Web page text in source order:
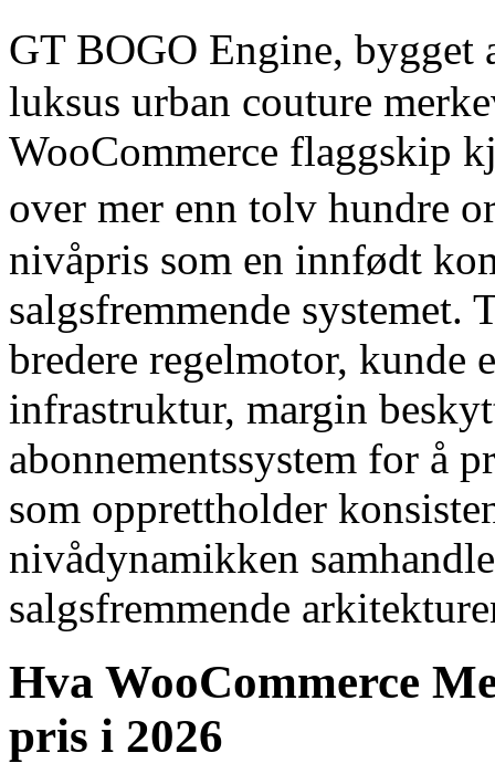
GT BOGO Engine,
luksus urban couture
WooCommerce flaggskip
over mer enn tolv hundre
nivåpris som en innfødt
salgsfremmende systemet.
bredere regelmotor, kunde
infrastruktur, margin
abonnementssystem for å
som opprettholder
nivådynamikken
salgsfremmende
Hva WooCommerce
pris i 2026